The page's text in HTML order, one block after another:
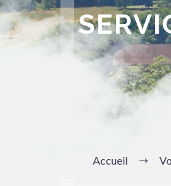
Accueil